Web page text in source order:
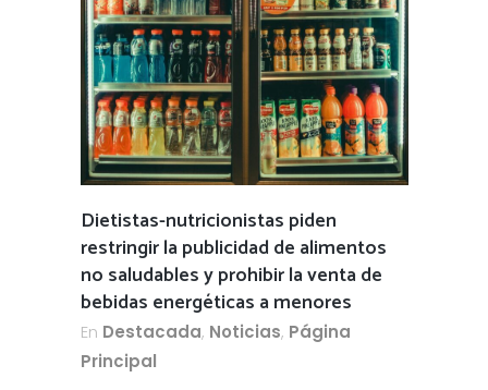
Dietistas-nutricionistas piden
restringir la publicidad de alimentos
no saludables y prohibir la venta de
bebidas energéticas a menores
En Destacada, Noticias, Página
Principal